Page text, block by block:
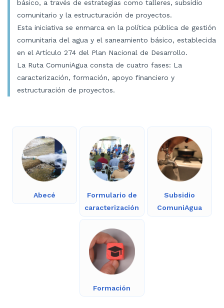
básico, a través de estrategias como talleres, subsidio
comunitario y la estructuración de proyectos.
Esta iniciativa se enmarca en la política pública de gestión
comunitaria del agua y el saneamiento básico, establecida
en el Artículo 274 del Plan Nacional de Desarrollo.
La Ruta ComuniAgua consta de cuatro fases: La
caracterización, formación, apoyo financiero y
estructuración de proyectos.
Abecé
Formulario de
caracterización
Subsidio
ComuniAgua
Formación